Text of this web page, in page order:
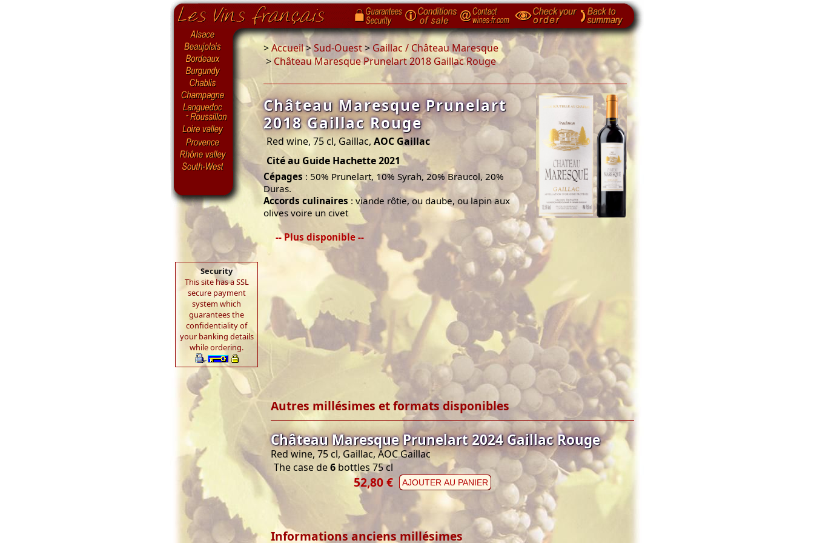
Security
This site has a SSL
secure payment
system which
guarantees the
confidentiality of
your banking details
while ordering.
>Accueil>Sud-Ouest> Gaillac / Château Maresque
> Château Maresque Prunelart 2018 Gaillac Rouge
Château Maresque Prunelart
2018 Gaillac Rouge
Red wine, 75 cl, Gaillac, AOC Gaillac
Cité au Guide Hachette 2021
Cépages : 50% Prunelart, 10% Syrah, 20% Braucol, 20%
Duras.
Accords culinaires : viande rôtie, ou daube, ou lapin aux
olives voire un civet
-- Plus disponible --
Autres millésimes et formats disponibles
Château Maresque Prunelart 2024 Gaillac Rouge
Red wine, 75 cl, Gaillac, AOC Gaillac
The case de6 bottles 75 cl
52,80 € AJOUTER AU PANIER
Informations anciens millésimes